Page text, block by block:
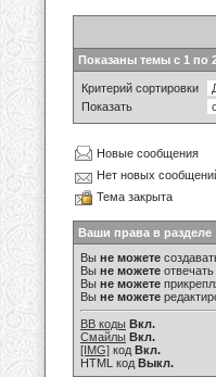
Показаны темы с 1 по
Критерий сортировки
Показать
Новые сообщения
Нет новых
Тема закрыта
Ваши права в разделе
Вы не можете
Вы не можете
Вы не можете
Вы не можете
BB коды Вкл.
Смайлы Вкл.
[IMG] код Вкл.
HTML код Выкл.